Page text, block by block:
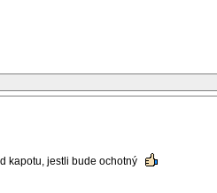
kapotu, jestli bude ochotný